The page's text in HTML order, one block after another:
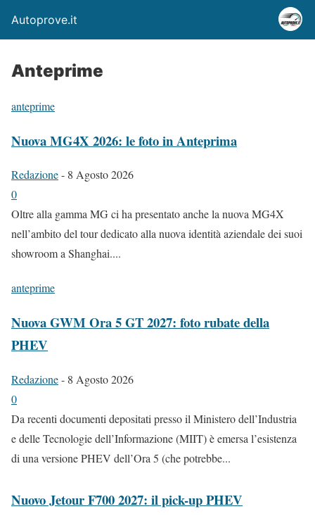
Autoprove.it
Anteprime
anteprime
Nuova MG4X 2026: le foto in Anteprima
Redazione- 8 Agosto 2026
0
Oltre alla gamma MG ci ha presentato anche la nuova MG4X
nell’ambito del tour dedicato alla nuova identità aziendale dei suoi
showroom a Shanghai....
anteprime
Nuova GWM Ora 5 GT 2027: foto rubate della
PHEV
Redazione- 8 Agosto 2026
0
Da recenti documenti depositati presso il Ministero dell’Industria
e delle Tecnologie dell’Informazione (MIIT) è emersa l’esistenza
di una versione PHEV dell’Ora 5 (che potrebbe...
Nuovo Jetour F700 2027: il pick-up PHEV